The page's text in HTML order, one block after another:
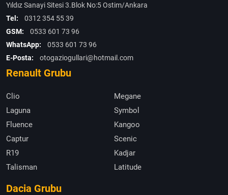
Yıldız Sanayi Sitesi 3.Blok No:5 Ostim/Ankara
Tel:
0312 354 55 39
GSM:
0533 601 73 96
WhatsApp:
0533 601 73 96
E-Posta:
otogaziogullari@hotmail.com
Renault Grubu
Clio
Megane
Laguna
Symbol
Fluence
Kangoo
Captur
Scenic
R19
Kadjar
Talisman
Latitude
Dacia Grubu